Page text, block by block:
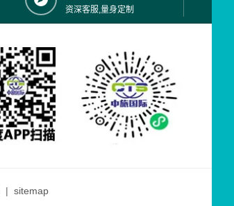
资深客服,量身定制
| sitemap